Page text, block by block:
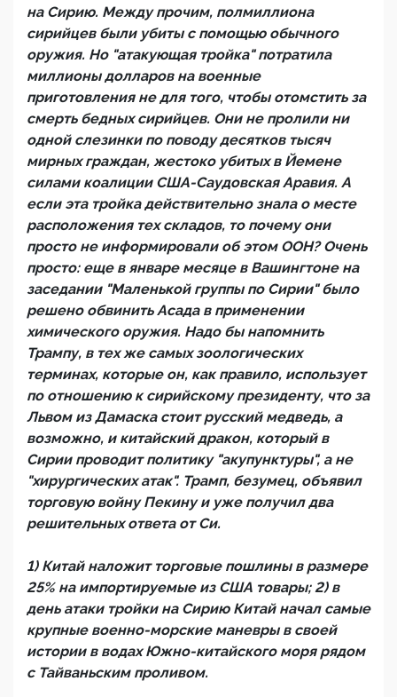
на Сирию. Между прочим, полмиллиона
сирийцев были убиты с помощью обычного
оружия. Но "атакующая тройка" потратила
миллионы долларов на военные
приготовления не для того, чтобы отомстить за
смерть бедных сирийцев. Они не пролили ни
одной слезинки по поводу десятков тысяч
мирных граждан, жестоко убитых в Йемене
силами коалиции США-Саудовская Аравия. А
если эта тройка действительно знала о месте
расположения тех складов, то почему они
просто не информировали об этом ООН? Очень
просто: еще в январе месяце в Вашингтоне на
заседании "Маленькой группы по Сирии" было
решено обвинить Асада в применении
химического оружия. Надо бы напомнить
Трампу, в тех же самых зоологических
терминах, которые он, как правило, использует
по отношению к сирийскому президенту, что за
Львом из Дамаска стоит русский медведь, а
возможно, и китайский дракон, который в
Сирии проводит политику "акупунктуры", а не
"хирургических атак". Трамп, безумец, объявил
торговую войну Пекину и уже получил два
решительных ответа от Си.
1) Китай наложит торговые пошлины в размере
25% на импортируемые из США товары; 2) в
день атаки тройки на Сирию Китай начал самые
крупные военно-морские маневры в своей
истории в водах Южно-китайского моря рядом
с Тайваньским проливом.